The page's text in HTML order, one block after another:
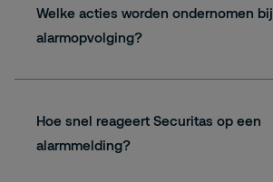
Welke acties worden ondernomen bij
alarmopvolging?
Hoe snel reageert Securitas op een
alarmmelding?